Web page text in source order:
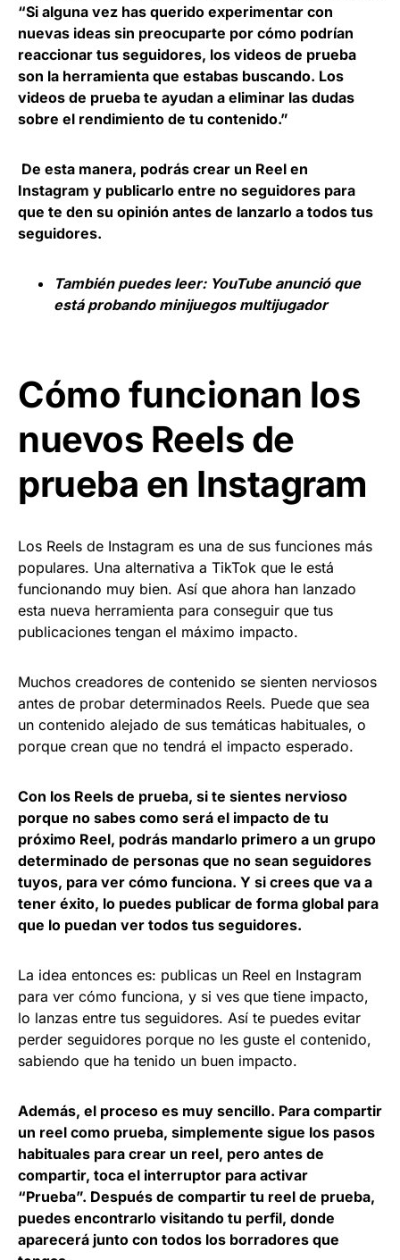
“Si alguna vez has querido experimentar con
nuevas ideas sin preocuparte por cómo podrían
reaccionar tus seguidores, los videos de prueba
son la herramienta que estabas buscando. Los
videos de prueba te ayudan a eliminar las dudas
sobre el rendimiento de tu contenido.”
De esta manera, podrás crear un Reel en
Instagram y publicarlo entre no seguidores para
que te den su opinión antes de lanzarlo a todos tus
seguidores.
También puedes leer:YouTube anunció que
está probando minijuegos multijugador
Cómo funcionan los
nuevos Reels de
prueba en Instagram
Los Reels de Instagram es una de sus funciones más
populares. Una alternativa a TikTok que le está
funcionando muy bien. Así que ahora han lanzado
esta nueva herramienta para conseguir que tus
publicaciones tengan el máximo impacto.
Muchos creadores de contenido se sienten nerviosos
antes de probar determinados Reels. Puede que sea
un contenido alejado de sus temáticas habituales, o
porque crean que no tendrá el impacto esperado.
Con los Reels de prueba, si te sientes nervioso
porque no sabes como será el impacto de tu
próximo Reel, podrás mandarlo primero a un grupo
determinado de personas que no sean seguidores
tuyos, para ver cómo funciona. Y si crees que va a
tener éxito, lo puedes publicar de forma global para
que lo puedan ver todos tus seguidores.
La idea entonces es: publicas un Reel en Instagram
para ver cómo funciona, y si ves que tiene impacto,
lo lanzas entre tus seguidores. Así te puedes evitar
perder seguidores porque no les guste el contenido,
sabiendo que ha tenido un buen impacto.
Además, el proceso es muy sencillo. Para compartir
un reel como prueba, simplemente sigue los pasos
habituales para crear un reel, pero antes de
compartir, toca el interruptor para activar
“Prueba”. Después de compartir tu reel de prueba,
puedes encontrarlo visitando tu perfil, donde
aparecerá junto con todos los borradores que